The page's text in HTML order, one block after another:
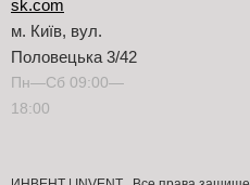
sk.com
м. Київ, вул.
Половецька 3/42
Пн—Сб 09:00—
18:00